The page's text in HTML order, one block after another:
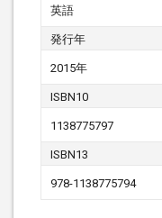
英語
発行年
2015年
ISBN10
1138775797
ISBN13
978-1138775794